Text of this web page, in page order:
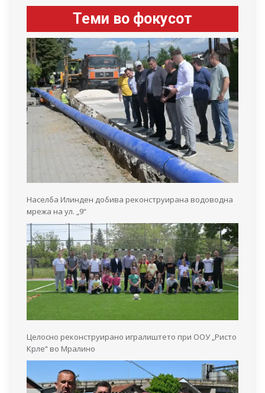
Теми во фокусот
Населба Илинден добива реконструирана водоводна
мрежа на ул. „9“
Целосно реконструирано игралиштето при ООУ „Ристо
Крле“ во Мралино